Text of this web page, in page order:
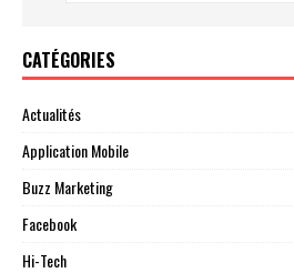
CATÉGORIES
Actualités
Application Mobile
Buzz Marketing
Facebook
Hi-Tech